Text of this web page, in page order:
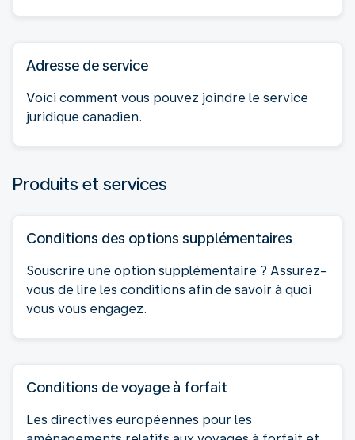
Adresse de service
Voici comment vous pouvez joindre le service
juridique canadien.
Produits et services
Conditions des options supplémentaires
Souscrire une option supplémentaire ? Assurez-
vous de lire les conditions afin de savoir à quoi
vous vous engagez.
Conditions de voyage à forfait
Les directives européennes pour les